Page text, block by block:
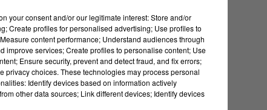
your consent and/or our legitimate interest: Store and/or
Create profiles for personalised advertising; Use profiles to
content performance; Understand audiences through
improve services; Create profiles to personalise content; Use
Ensure security, prevent and detect fraud, and fix errors;
choices. These technologies may process personal
Identify devices based on information actively
other data sources; Link different devices; Identify devices